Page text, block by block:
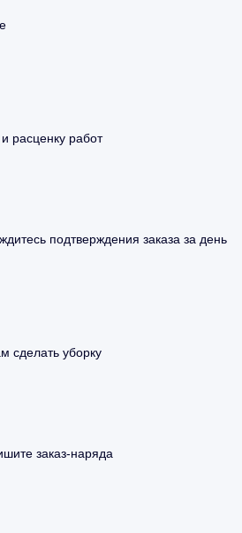
расценку работ
подтверждения заказа за день
сделать уборку
заказ-наряда